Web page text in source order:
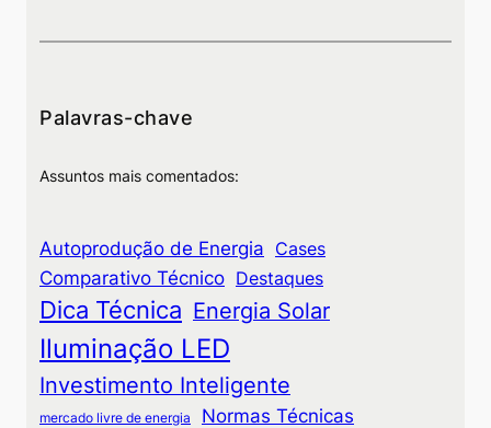
Palavras-chave
Assuntos mais comentados:
Autoprodução de Energia Cases
Comparativo Técnico Destaques
Dica Técnica Energia Solar
Iluminação LED
Investimento Inteligente
mercado livre de energia Normas Técnicas